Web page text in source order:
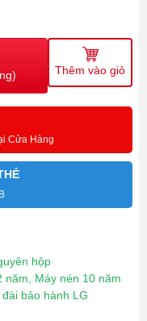
Thêm vào giỏ
Cửa Hàng
hộp
năm, Máy nén 10 năm
bảo hành LG